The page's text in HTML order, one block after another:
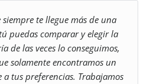
te llegue más de una
puedas comparar y elegir la
de las veces lo conseguimos,
solamente encontramos un
a tus preferencias. Trabajamos